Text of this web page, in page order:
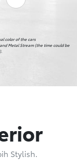
color of the cars
Stylish.